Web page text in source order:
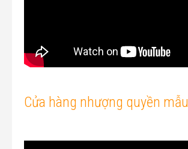
Cửa hàng nhượng quyền mẫu